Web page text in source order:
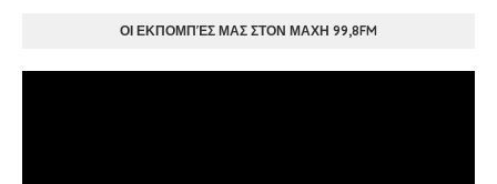
ΟΙ ΕΚΠΟΜΠΈΣ ΜΑΣ ΣΤΟΝ ΜΑΧΗ 99,8FM